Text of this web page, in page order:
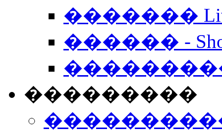
�������
������ -
���������